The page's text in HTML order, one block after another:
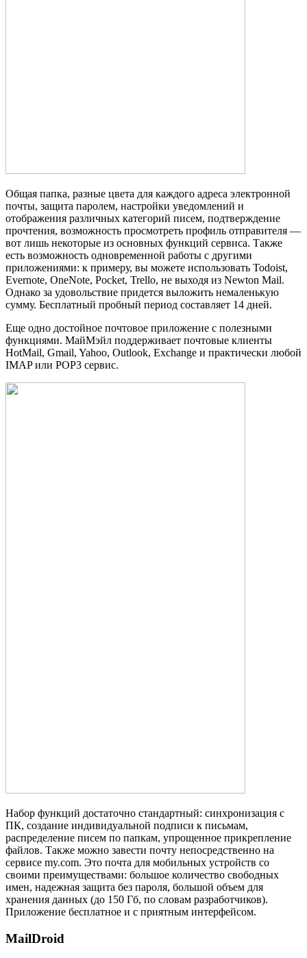
Общая папка, разные цвета для каждого адреса электронной
почты, защита паролем, настройки уведомлений и
отображения различных категорий писем, подтверждение
прочтения, возможность просмотреть профиль отправителя —
вот лишь некоторые из основных функций сервиса. Также
есть возможность одновременной работы с другими
приложениями: к примеру, вы можете использовать Todoist,
Evernote, OneNote, Pocket, Trello, не выходя из Newton Mail.
Однако за удовольствие придется выложить немаленькую
сумму. Бесплатный пробный период составляет 14 дней.
Еще одно достойное почтовое приложение с полезными
функциями. МайМэйл поддерживает почтовые клиенты
HotMail, Gmail, Yahoo, Outlook, Exchange и практически любой
IMAP или POP3 сервис.
Набор функций достаточно стандартный: синхронизация с
ПК, создание индивидуальной подписи к письмам,
распределение писем по папкам, упрощенное прикрепление
файлов. Также можно завести почту непосредственно на
сервисе my.com. Это почта для мобильных устройств со
своими преимуществами: большое количество свободных
имен, надежная защита без пароля, большой объем для
хранения данных (до 150 Гб, по словам разработчиков).
Приложение бесплатное и с приятным интерфейсом.
MailDroid